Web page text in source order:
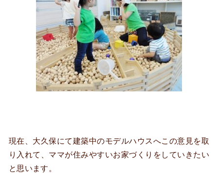
現在、大久保にて建築中のモデルハウスへこの意見を取
り入れて、ママが住みやすいお家づくりをしていきたい
と思います。